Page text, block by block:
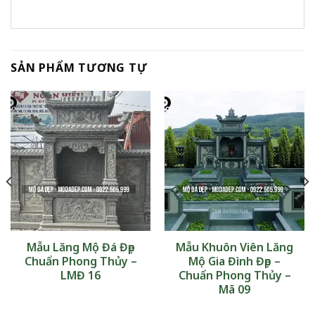
SẢN PHẨM TƯƠNG TỰ
Mẫu Lăng Mộ Đá Đẹp
Chuẩn Phong Thủy –
LMĐ 16
Mẫu Khuôn Viên Lăng
Mộ Gia Đình Đẹp –
Chuẩn Phong Thủy –
Mã 09